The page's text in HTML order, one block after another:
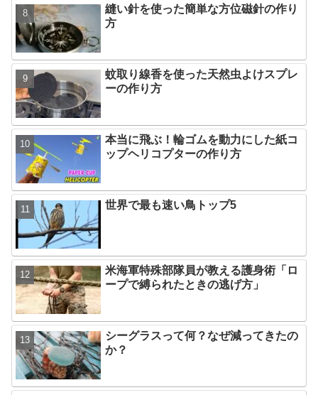
縫い針を使った簡単な方位磁針の作り
方
蚊取り線香を使った天然虫よけスプレ
ーの作り方
本当に飛ぶ！輪ゴムを動力にした紙コ
ップヘリコプターの作り方
世界で最も速い鳥トップ5
米海軍特殊部隊員が教える護身術「ロ
ープで縛られたときの逃げ方」
シーグラスって何？なぜ減ってきたの
か？